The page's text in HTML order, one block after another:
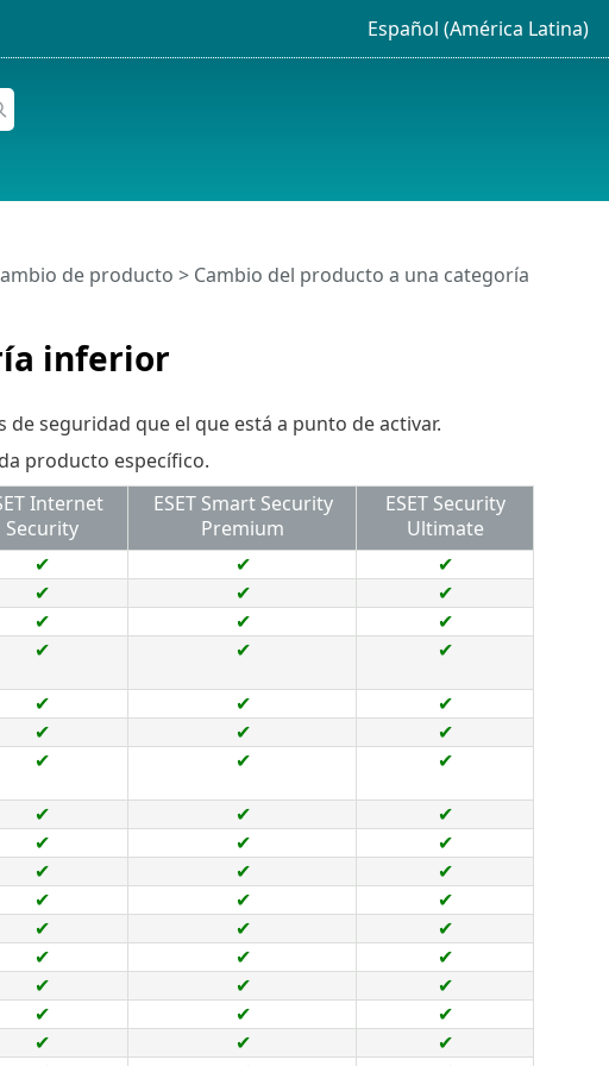
Español (América Latina)
inferior
de producto > Cambio del producto a una categoría
seguridad que el que está a punto de activar.
producto específico.
Internet
Security
ESET Smart Security
Premium
ESET Security
Ultimate
✔ ✔
✔
✔ ✔
✔
✔ ✔
✔
✔ ✔ ✔
✔ ✔
✔
✔ ✔
✔
✔ ✔ ✔
✔ ✔
✔
✔ ✔
✔
✔ ✔
✔
✔ ✔
✔
✔ ✔
✔
✔ ✔
✔
✔ ✔
✔
✔ ✔
✔
✔ ✔
✔